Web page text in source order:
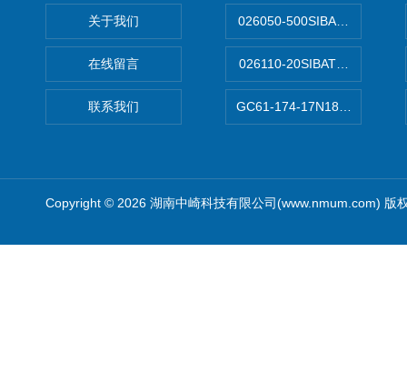
关于我们
在线留言
联系我们
026050-500SIBATA 500mL
026110-20SIBATA柴田科学
GC61-174-
Copyright © 2026 湖南中崎科技有限公司(www.nmum.com) 版